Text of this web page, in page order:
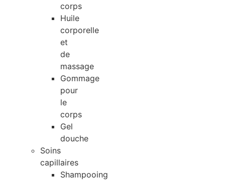
corps
Huile
corporelle
et
de
massage
Gommage
pour
le
corps
Gel
douche
Soins
capillaires
Shampooing